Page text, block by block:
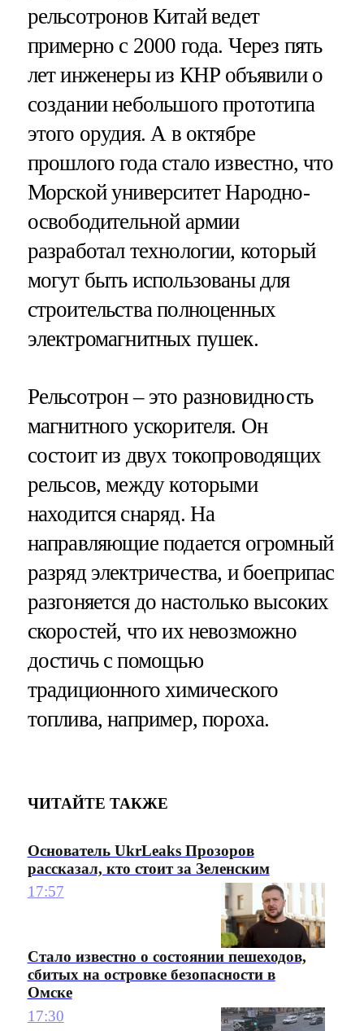
рельсотронов Китай ведет
примерно с 2000 года. Через пять
лет инженеры из КНР объявили о
создании небольшого прототипа
этого орудия. А в октябре
прошлого года стало известно, что
Морской университет Народно-
освободительной армии
разработал технологии, который
могут быть использованы для
строительства полноценных
электромагнитных пушек.
Рельсотрон – это разновидность
магнитного ускорителя. Он
состоит из двух токопроводящих
рельсов, между которыми
находится снаряд. На
направляющие подается огромный
разряд электричества, и боеприпас
разгоняется до настолько высоких
скоростей, что их невозможно
достичь с помощью
традиционного химического
топлива, например, пороха.
ЧИТАЙТЕ ТАКЖЕ
Основатель UkrLeaks Прозоров
рассказал, кто стоит за Зеленским
17:57
Стало известно о состоянии пешеходов,
сбитых на островке безопасности в
Омске
17:30